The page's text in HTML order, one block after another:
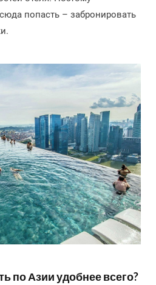
попасть – забронировать
по Азии удобнее всего?